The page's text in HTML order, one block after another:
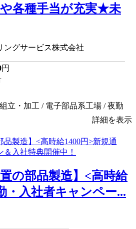
各種手当が充実★未
ングサービス株式会社
円
立・加工 / 電子部品系工場 / 夜勤
詳細を表示
の部品製造】<高時給
・入社者キャンペー...